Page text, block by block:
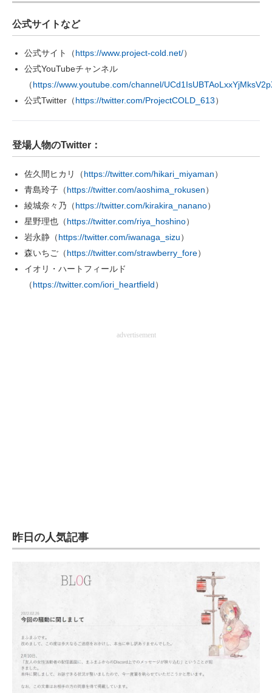
公式サイトなど
公式サイト（https://www.project-cold.net/）
公式YouTubeチャンネル
（https://www.youtube.com/channel/
公式Twitter（https://twitter.com/ProjectCOLD_613）
登場人物のTwitter：
佐久間ヒカリ（https://twitter.com/hikari_miyaman）
青島玲子（https://twitter.com/aoshima_rokusen）
綾城奈々乃（https://twitter.com/kirakira_nanano）
星野理也（https://twitter.com/riya_hoshino）
岩永静（https://twitter.com/iwanaga_sizu）
森いちご（https://twitter.com/strawberry_fore）
イオリ・ハートフィールド
（https://twitter.com/iori_heartfield）
advertisement
昨日の人気記事